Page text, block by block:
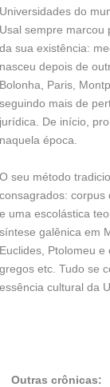
Universidades do
Usal sempre marcou
da sua existência:
nasceu depois de
Bolonha, Paris,
seguindo mais de
jurídica. De início,
naquela época.
O seu método
consagrados: corpus
e uma escolástica
síntese galênica em
Euclides, Ptolomeu e
gregos etc. Tudo se
essência cultural da
Outras crônicas: